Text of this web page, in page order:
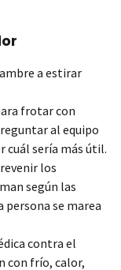
a estirar
frotar con
al equipo
cuál sería más útil.
los
según las
se marea
contra el
con frío, calor,